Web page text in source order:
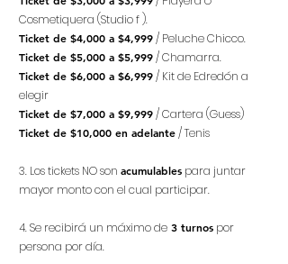
Cosmetiquera (Studio f ).
Ticket de $4,000 a $4,999/ Peluche Chicco.
Ticket de $5,000 a $5,999/ Chamarra.
Ticket de $6,000 a $6,999/ Kit de Edredón a
elegir
Ticket de $7,000 a $9,999/ Cartera (Guess)
Ticket de $10,000 en adelante/ Tenis
3. Los tickets NO son acumulables para juntar
mayor monto con el cual participar.
4. Se recibirá un máximo de 3 turnos por
persona por día.